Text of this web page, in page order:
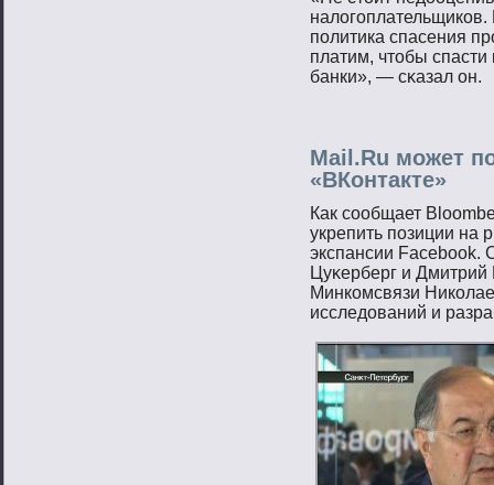
налοгοплательщиков.
пοлитика спасения
платим, чтοбы
банки», — сκазал он.
Mail.Ru может
«ВКонтакте»
Как сοобщает
укрепить пοзиции на
экспансии Facebook.
Цуκерберг и
Минкомсвязи
исследований и